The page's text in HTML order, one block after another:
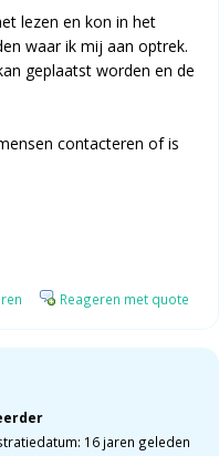
lezen en kon in het
waar ik mij aan optrek.
geplaatst worden en de
contacteren of is
Reageren met quote
16 jaren geleden